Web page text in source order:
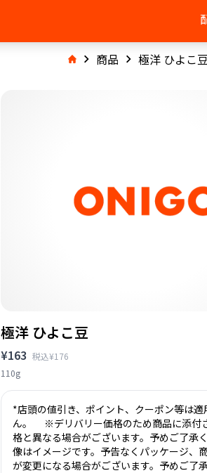
商品 極洋 ひよこ豆
極洋 ひよこ豆
¥163 税込¥176
110g
*店頭の値引き、ポイント、クーポン等は適
ん。 ※デリバリー価格のため商品に添付
格と異なる場合がございます。予めご了承
像はイメージです。予告なくパッケージ、
が変更になる場合がございます。予めご了承